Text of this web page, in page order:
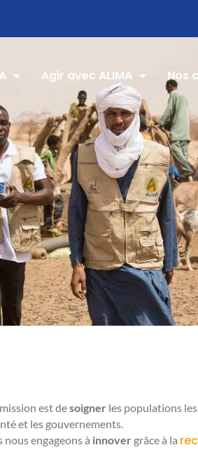
Agir avec ALIMA Nos
est desoigner les populations
et les gouvernements.
nous engageons à innover grâce à la